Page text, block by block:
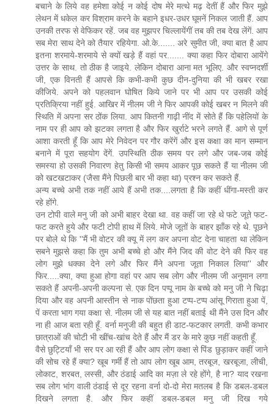
बचाने के लिये वह हमेशा कोई न कोई दोष मेरे मत्थे मढ़ देतीं हैं और फिर मुझे
लेथन में धकेल कर विश्राम करने के बहाने इधर-उधर घूमनें निकल जाती हैं. आप
उनकी तरफ से वेफिकर रहें. जब वह मुझपर चिल्लायेंगीं तब की तब देख लेंगें. आप
सब मेरा साथ देने को तैयार रहियेगा. ओ.के....... अरे सुमीत जी, क्या बात है आप
इतना शरमाये-शरमाये से क्यों खड़े हैं वहां पर....... क्या कहा फिर दोबारा आयेंगे
उत्तर के साथ. तो ठीक है जाइये. लेकिन दोबारा आना मत भूलिए. और स्वप्नदर्शी
जी, एक विनती हैं आपसे कि कभी-कभी कुछ दीन-दुनिया की भी खबर रखा
कीजिये. अपने को पहलवान घोषित किये जाने पर भी आप पर उसकी कोई
प्रतिक्रिया नहीं हुई. आखिर में नीलम जी ने फिर आपकी कोई खबर न मिलने की
स्थिति में अपना सर ठोंक लिया. आप कितनी गाढ़ी नींद में सोते हैं कि पहेलियों के
नाम पर ही आप को झटका लगता है और फिर खुर्राटे भरने लगते हैं. आगे से पूर्ण
आशा करती हूँ कि आप मेरे निवेदन पर गौर करेंगें और इस कक्षा का मान सम्मान
बनाने में पूरा सहयोग देंगें. उपस्थिति ठीक समय पर लगे और जब-जब कोई
समस्या हो उसकी निवारण हेतु किसी भी समय आकर पूछ सकते हैं या नीलम जी
को खटखटाकर (जैसा मैंने पिछली बार भी कहा था) प्रश्न कर सकते हैं.
अन्य बच्चे अभी तक नहीं आये हैं अभी तक....लगता है कि कहीं धींगा-मस्ती कर
रहे होंगे.
उन टोपी वाले मनु जी को अभी बाहर देखा था. वह कहीं जा रहे थे फटे जूते फट-
फट करते हुये और फटी टोपी हाथ में लिये. मोजे जूतों के बाहर झाँक रहे थे. पूछने
पर बोले थे कि ''मैं भी वोटर की क्यू में लग कर अपना वोट देना चाहता था लेकिन
सबने मुझसे कहा कि तुम अभी बच्चे हो और मैंने जिद की वोट देने की फिर वह
लोग मुझे धक्का देने लगे और फिर मैंने अपना जूता निकाल लिया'' और
फिर.....क्या, क्या हुआ होगा वहां पर आप सब लोग और नीलम जी अनुमान लगा
सकते हैं अपनी-अपनी कल्पना से. एक दिन पप्पू नाम के बच्चे को मनु जी ने चिढ़ा
दिया और वह अपनी आस्तीन से नाक पोंछता हुआ टप्प-टप्प आंसू गिराता हुआ पें,
पें करता भाग गया कक्षा से. नीलम जी से यह बात नहीं बताई थी मैंने उस दिन और
ना ही आज बता रही हूँ. वर्ना मनुजी की बहुत ही डाट-फटकार लगती. कभी कभार
छात्राओं की चोटी भी खींच-खांच देते हैं और मैं डर के मारे कुछ नहीं कहती हूँ.
वैसे छुट्टियाँ भी सर पर आ रही हैं और आप लोग कक्षा से पिंड छुड़ाकर कहीं जाने
की सोच रहे हैं क्या? खूब गर्मीं हैं तो आप लोग खूब आम, तरबूज, खरबूजा, लीची,
लोकाट, शरबत, लस्सी, और ठंडाई आदि का मज़ा ले रहे होंगे, है ना? याद रखना
सब लोग भांग वाली ठंडाई से दूर रहना वर्ना दो-दो मेरा मतलब है कि डबल-डबल
दिखने लगता है. और फिर कहीं डबल-डबल मनु जी दिख गये